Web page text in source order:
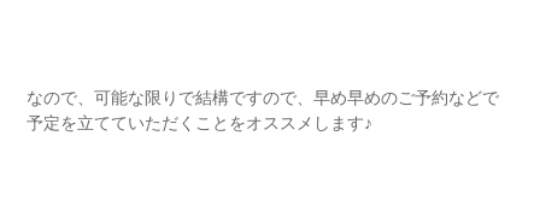
なので、可能な限りで結構ですので、早め早めのご予約などで
予定を立てていただくことをオススメします♪